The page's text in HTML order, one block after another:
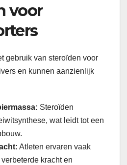
voor
gebruik van steroïden voor
en kunnen aanzienlijk
Steroïden
wat leidt tot een
Atleten ervaren vaak
kracht en